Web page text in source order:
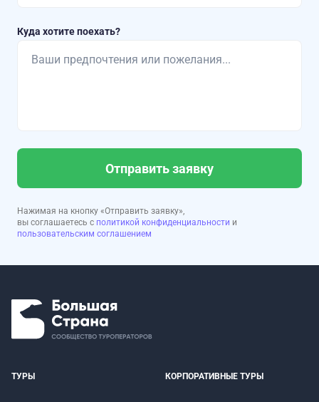
Куда хотите поехать?
Отправить заявку
Нажимая на кнопку «Отправить заявку»,
вы соглашаетесь с политикой конфиденциальности и
пользовательским соглашением
ТУРЫ КОРПОРАТИВНЫЕ ТУРЫ